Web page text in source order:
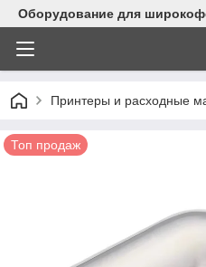
Оборудование для
Принтеры и расходные
Топ продаж